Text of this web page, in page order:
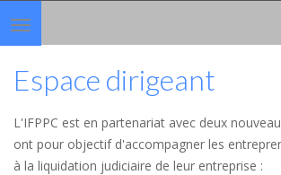
Toggle
navigation
Espace dirigeant
L'IFPPC est en partenariat avec deux
ont pour objectif d'accompagner les
à la liquidation judiciaire de leur entreprise :